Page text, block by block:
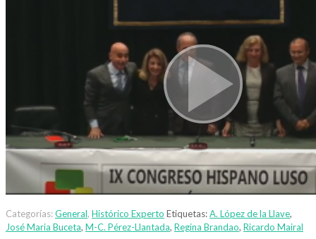
Categorías:General, Histórico Experto Etiquetas:A. López de la Llave,
José Maria Buceta, M-C. Pérez-Llantada, Regina Brandao, Ricardo Mairal